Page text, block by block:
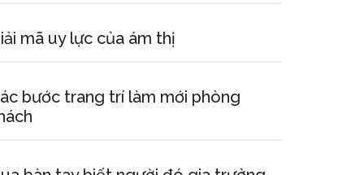
mã uy lực của ám thị
bước trang trí làm mới phòng